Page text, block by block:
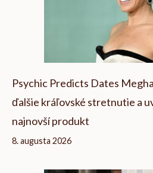
Psychic Predicts Dates
ďalšie kráľovské stretnutie a
najnovší produkt
8. augusta 2026